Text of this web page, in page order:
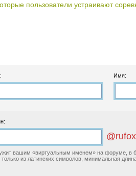
пользователи устраивают
Имя:
вашим «виртуальным именем» на форуме, в
только из латинских символов, минимальная